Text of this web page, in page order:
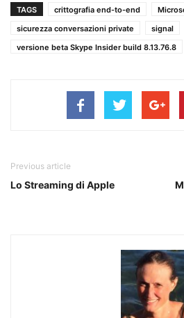
TAGS crittografia end-to-end
sicurezza conversazioni private
signal
versione beta Skype Insider build 8.13.76.8
Previous article
Lo Streaming di Apple